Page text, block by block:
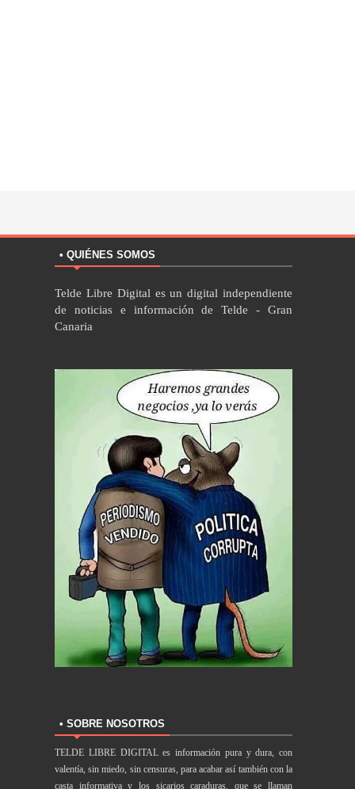
• QUIÉNES SOMOS
Telde Libre Digital es un digital independiente
de noticias e información de Telde - Gran
Canaria
• SOBRE NOSOTROS
TELDE LIBRE DIGITAL es información pura y dura, con
valentía, sin miedo, sin censuras, para acabar así también con la
casta informativa y los sicarios caraduras, que se llaman